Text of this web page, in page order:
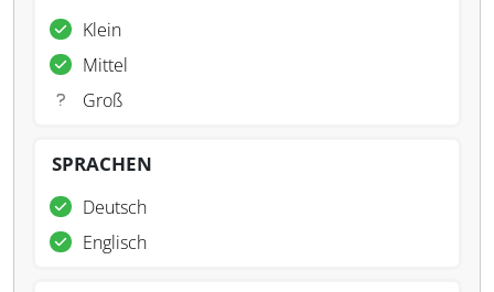
Klein
Mittel
Groß
SPRACHEN
Deutsch
Englisch